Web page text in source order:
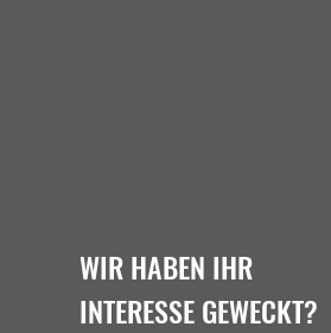
WIR HABEN IHR
INTERESSE GEWECKT?